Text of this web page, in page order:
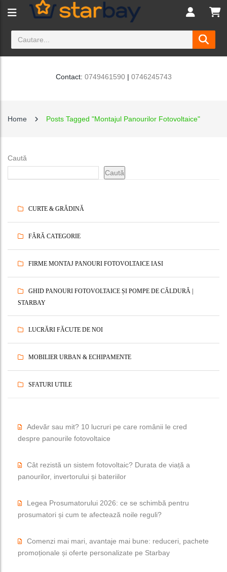
Contact: 0749461590| 0746245743
Home Posts Tagged "Montajul Panourilor Fotovoltaice"
Caută
Caută
CURTE & GRĂDINĂ
FĂRĂ CATEGORIE
FIRME MONTAJ PANOURI FOTOVOLTAICE IASI
GHID PANOURI FOTOVOLTAICE ȘI POMPE DE CĂLDURĂ |
STARBAY
LUCRĂRI FĂCUTE DE NOI
MOBILIER URBAN & ECHIPAMENTE
SFATURI UTILE
Adevăr sau mit? 10 lucruri pe care românii le cred
despre panourile fotovoltaice
Cât rezistă un sistem fotovoltaic? Durata de viață a
panourilor, invertorului și bateriilor
Legea Prosumatorului 2026: ce se schimbă pentru
prosumatori și cum te afectează noile reguli?
Comenzi mai mari, avantaje mai bune: reduceri, pachete
promoționale și oferte personalizate pe Starbay